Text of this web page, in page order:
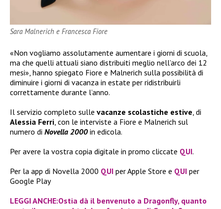
Sara Malnerich e Francesca Fiore
«Non vogliamo assolutamente aumentare i giorni di scuola,
ma che quelli attuali siano distribuiti meglio nell’arco dei 12
mesi», hanno spiegato Fiore e Malnerich sulla possibilità di
diminuire i giorni di vacanza in estate per ridistribuirli
correttamente durante l’anno.
Il servizio completo sulle vacanze scolastiche estive , di
Alessia Ferri , con le interviste a Fiore e Malnerich sul
numero di Novella 2000 in edicola.
Per avere la vostra copia digitale in promo cliccate QUI.
Per la app di Novella 2000 QUI per Apple Store e QUI per
Google Play
LEGGI ANCHE:Ostia dà il benvenuto a Dragonfly, quanto